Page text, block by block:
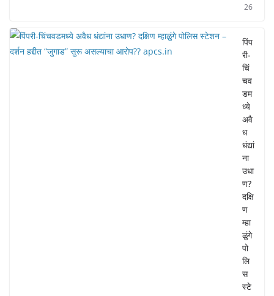
26
पिंप
री-
चिं
चव
डम
ध्ये
अवै
ध
धंद्यां
ना
उधा
ण?
दक्षि
ण
म्हा
ळुंगे
पो
लि
स
स्टे